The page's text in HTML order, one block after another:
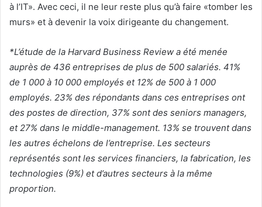
à l’IT». Avec ceci, il ne leur reste plus qu’à faire «tomber les
murs» et à devenir la voix dirigeante du changement.
*L’étude de la Harvard Business Review a été menée
auprès de 436 entreprises de plus de 500 salariés. 41%
de 1 000 à 10 000 employés et 12% de 500 à 1 000
employés. 23% des répondants dans ces entreprises ont
des postes de direction, 37% sont des seniors managers,
et 27% dans le middle-management. 13% se trouvent dans
les autres échelons de l’entreprise. Les secteurs
représentés sont les services financiers, la fabrication, les
technologies (9%) et d’autres secteurs à la même
proportion.